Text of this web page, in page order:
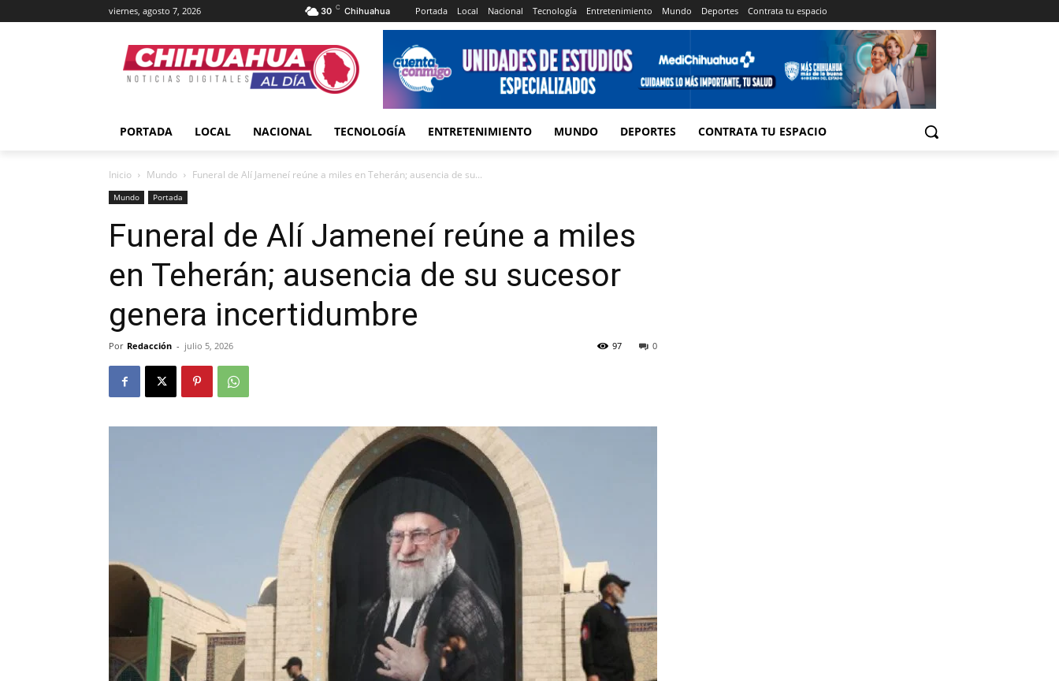
viernes, agosto 7, 2026 30 C Chihuahua Portada Local Nacional Tecnología Entretenimiento Mundo Deportes Contrata tu espacio
PORTADA LOCAL NACIONAL TECNOLOGÍA ENTRETENIMIENTO MUNDO DEPORTES CONTRATA TU ESPACIO
Inicio Mundo Funeral de Alí Jameneí reúne a miles en Teherán; ausencia de su...
Mundo Portada
Funeral de Alí Jameneí reúne a miles
en Teherán; ausencia de su sucesor
genera incertidumbre
Por Redacción - julio 5, 2026 0
97